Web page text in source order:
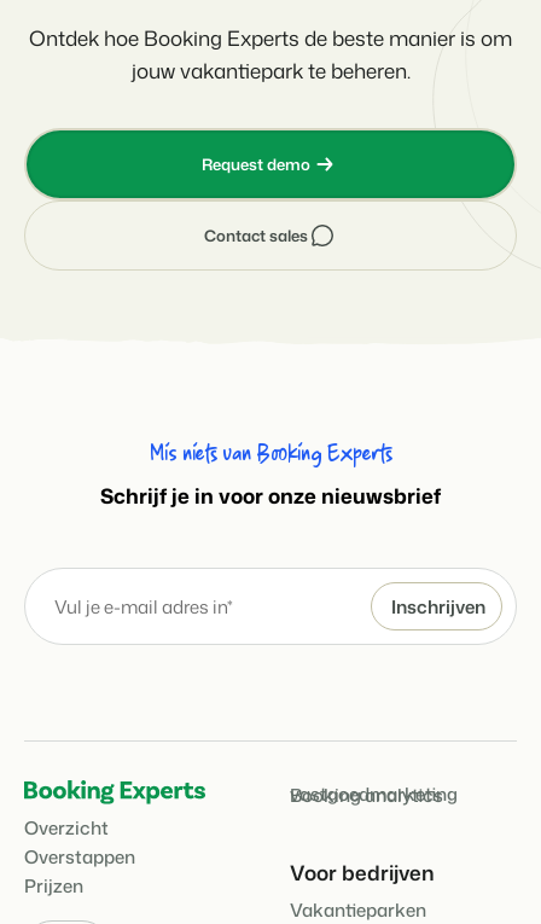
Ontdek hoe Booking Experts de beste manier is om
jouw vakantiepark te beheren.
Contact sales
Request demo
Mis niets van Booking Experts
Schrijf je in voor onze nieuwsbrief
Overzicht
Overstappen
Prijzen
vastgoedmarketing
Booking analytics
Voor bedrijven
Vakantieparken